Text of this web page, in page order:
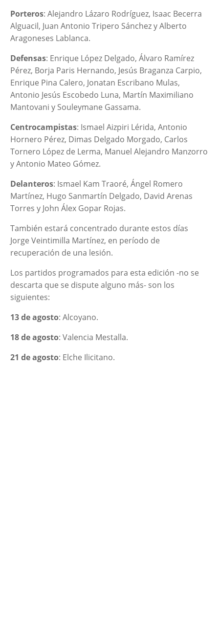
Porteros: Alejandro Lázaro Rodríguez, Isaac Becerra
Alguacil, Juan Antonio Tripero Sánchez y Alberto
Aragoneses Lablanca.
Defensas: Enrique López Delgado, Álvaro Ramírez
Pérez, Borja Paris Hernando, Jesús Braganza Carpio,
Enrique Pina Calero, Jonatan Escribano Mulas,
Antonio Jesús Escobedo Luna, Martín Maximiliano
Mantovani y Souleymane Gassama.
Centrocampistas: Ismael Aizpiri Lérida, Antonio
Hornero Pérez, Dimas Delgado Morgado, Carlos
Tornero López de Lerma, Manuel Alejandro Manzorro
y Antonio Mateo Gómez.
Delanteros: Ismael Kam Traoré, Ángel Romero
Martínez, Hugo Sanmartín Delgado, David Arenas
Torres y John Álex Gopar Rojas.
También estará concentrado durante estos días
Jorge Veintimilla Martínez, en período de
recuperación de una lesión.
Los partidos programados para esta edición -no se
descarta que se dispute alguno más- son los
siguientes:
13 de agosto: Alcoyano.
18 de agosto: Valencia Mestalla.
21 de agosto: Elche Ilicitano.